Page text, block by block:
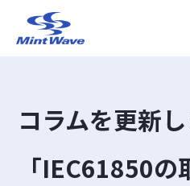
コラムを更新
「IEC61850